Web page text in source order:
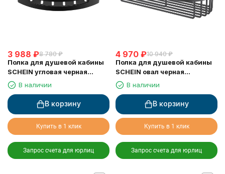
3 988 ₽8 780 ₽
Полка для душевой кабины
SCHEIN угловая черная
(9326MB)
В наличии
В корзину
Купить в 1 клик
Запрос счета для юрлиц
4 970 ₽10 940 ₽
Полка для душевой кабины
SCHEIN овал черная
(9312MB)
В наличии
В корзину
Купить в 1 клик
Запрос счета для юрлиц